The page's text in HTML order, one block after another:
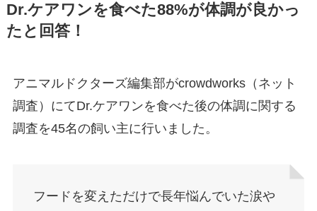
Dr.ケアワンを食べた88%が体調が良かっ
たと回答！
アニマルドクターズ編集部がcrowdworks（ネット
調査）にてDr.ケアワンを食べた後の体調に関する
調査を45名の飼い主に行いました。
フードを変えただけで長年悩んでいた涙や